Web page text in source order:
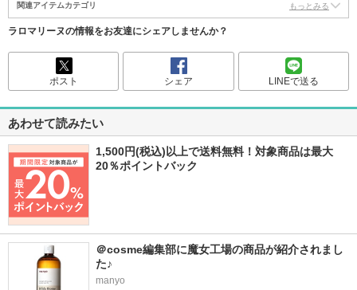
関連アイテムカテゴリ もっとみる
ラロマリーヌの情報をお友達にシェアしませんか？
ポスト シェア LINEで送る
あわせて読みたい
1,500円(税込)以上で送料無料！対象商品は最大
20％ポイントバック
＠cosme編集部に魔女工場の商品が紹介されまし
た♪
manyo